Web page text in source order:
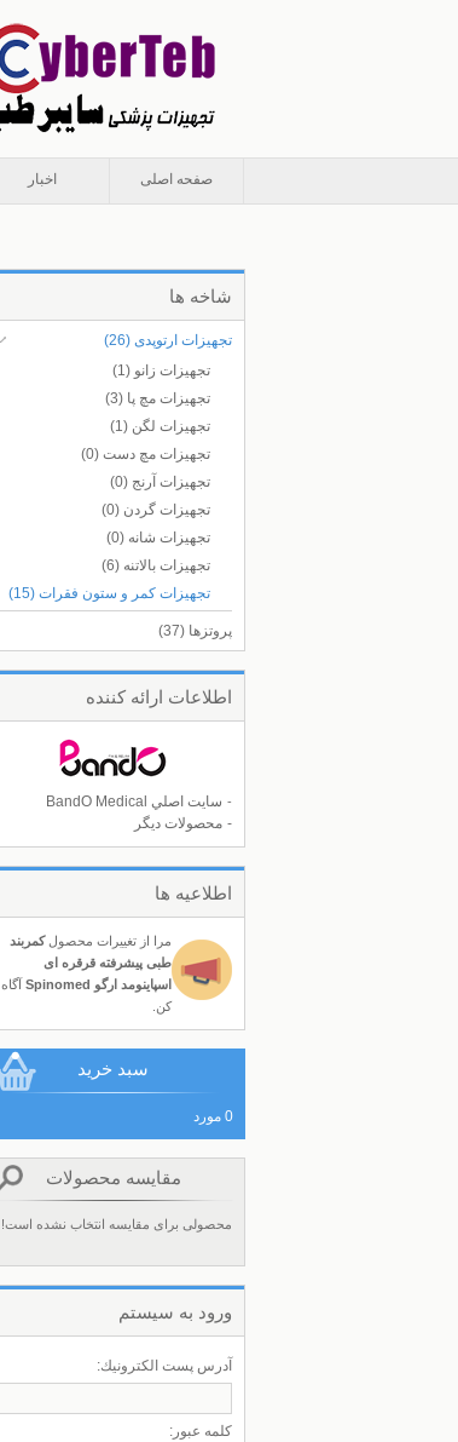
صفحه اصلی اخبار
شاخه ها
تجهیزات ارتوپدی(26)
تجهیزات زانو(1)
تجهیزات مچ پا(3)
تجهیزات لگن(1)
تجهیزات مچ دست(0)
تجهیزات آرنج(0)
تجهیزات گردن(0)
تجهیزات شانه(0)
تجهیزات بالاتنه(6)
تجهیزات کمر و ستون فقرات(15)
پروتزها(37)
اطلاعات ارائه كننده
- سايت اصلي BandO Medical
- محصولات ديگر
اطلاعيه ها
مرا از تغييرات محصولکمربند
طبی پیشرفته قرقره ای
اسپاینومد ارگو Spinomed
آگاه
كن.
سبد خريد
0 مورد
مقایسه محصولات
محصولی برای مقایسه انتخاب نشده است!
ورود به سيستم
آدرس پست الكترونيك:
كلمه عبور: